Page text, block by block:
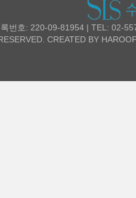
번호: 220-09-81954 | TEL: 02-
CREATED BY